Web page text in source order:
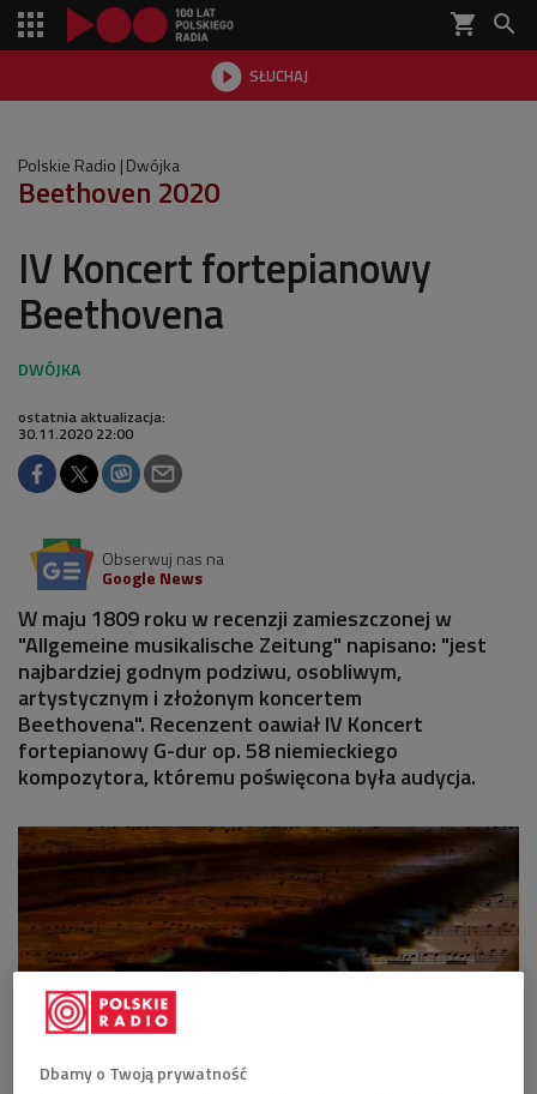
shopping_cart 
 SŁUCHAJ

Polskie Radio Dwójka
Beethoven 2020
IV Koncert fortepianowy
Beethovena
ostatnia aktualizacja:
30.11.2020 22:00
Obserwuj nas na
Google News
W maju 1809 roku w recenzji zamieszczonej w
"Allgemeine musikalische Zeitung" napisano: "jest
najbardziej godnym podziwu, osobliwym,
artystycznym i złożonym koncertem
Beethovena". Recenzent oawiał IV Koncert
fortepianowy G-dur op. 58 niemieckiego
kompozytora, któremu poświęcona była audycja.
Dbamy o Twoją prywatność